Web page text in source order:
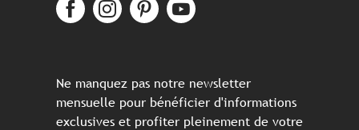
Ne manquez pas notre newsletter
mensuelle pour bénéficier d'informations
exclusives et profiter pleinement de votre